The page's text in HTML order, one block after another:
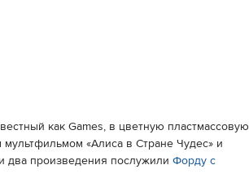
как Games, в цветную пластмассовую
«Алиса в Стране Чудес» и
два произведения послужили Форду с